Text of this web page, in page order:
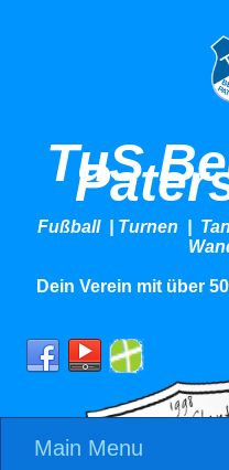
TuS
Fußball | Turnen |
Dein Verein mit über
Main Menu